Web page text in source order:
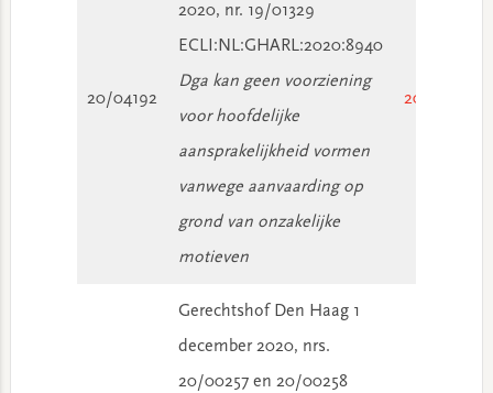
20/04192
2020, nr. 19/01329
ECLI:NL:GHARL:2020:8940
Dga kan geen voorziening
voor hoofdelijke
aansprakelijkheid vormen
vanwege aanvaarding op
grond van onzakelijke
motieven
2020/3352
Gerechtshof Den Haag 1
december 2020, nrs.
20/00257 en 20/00258